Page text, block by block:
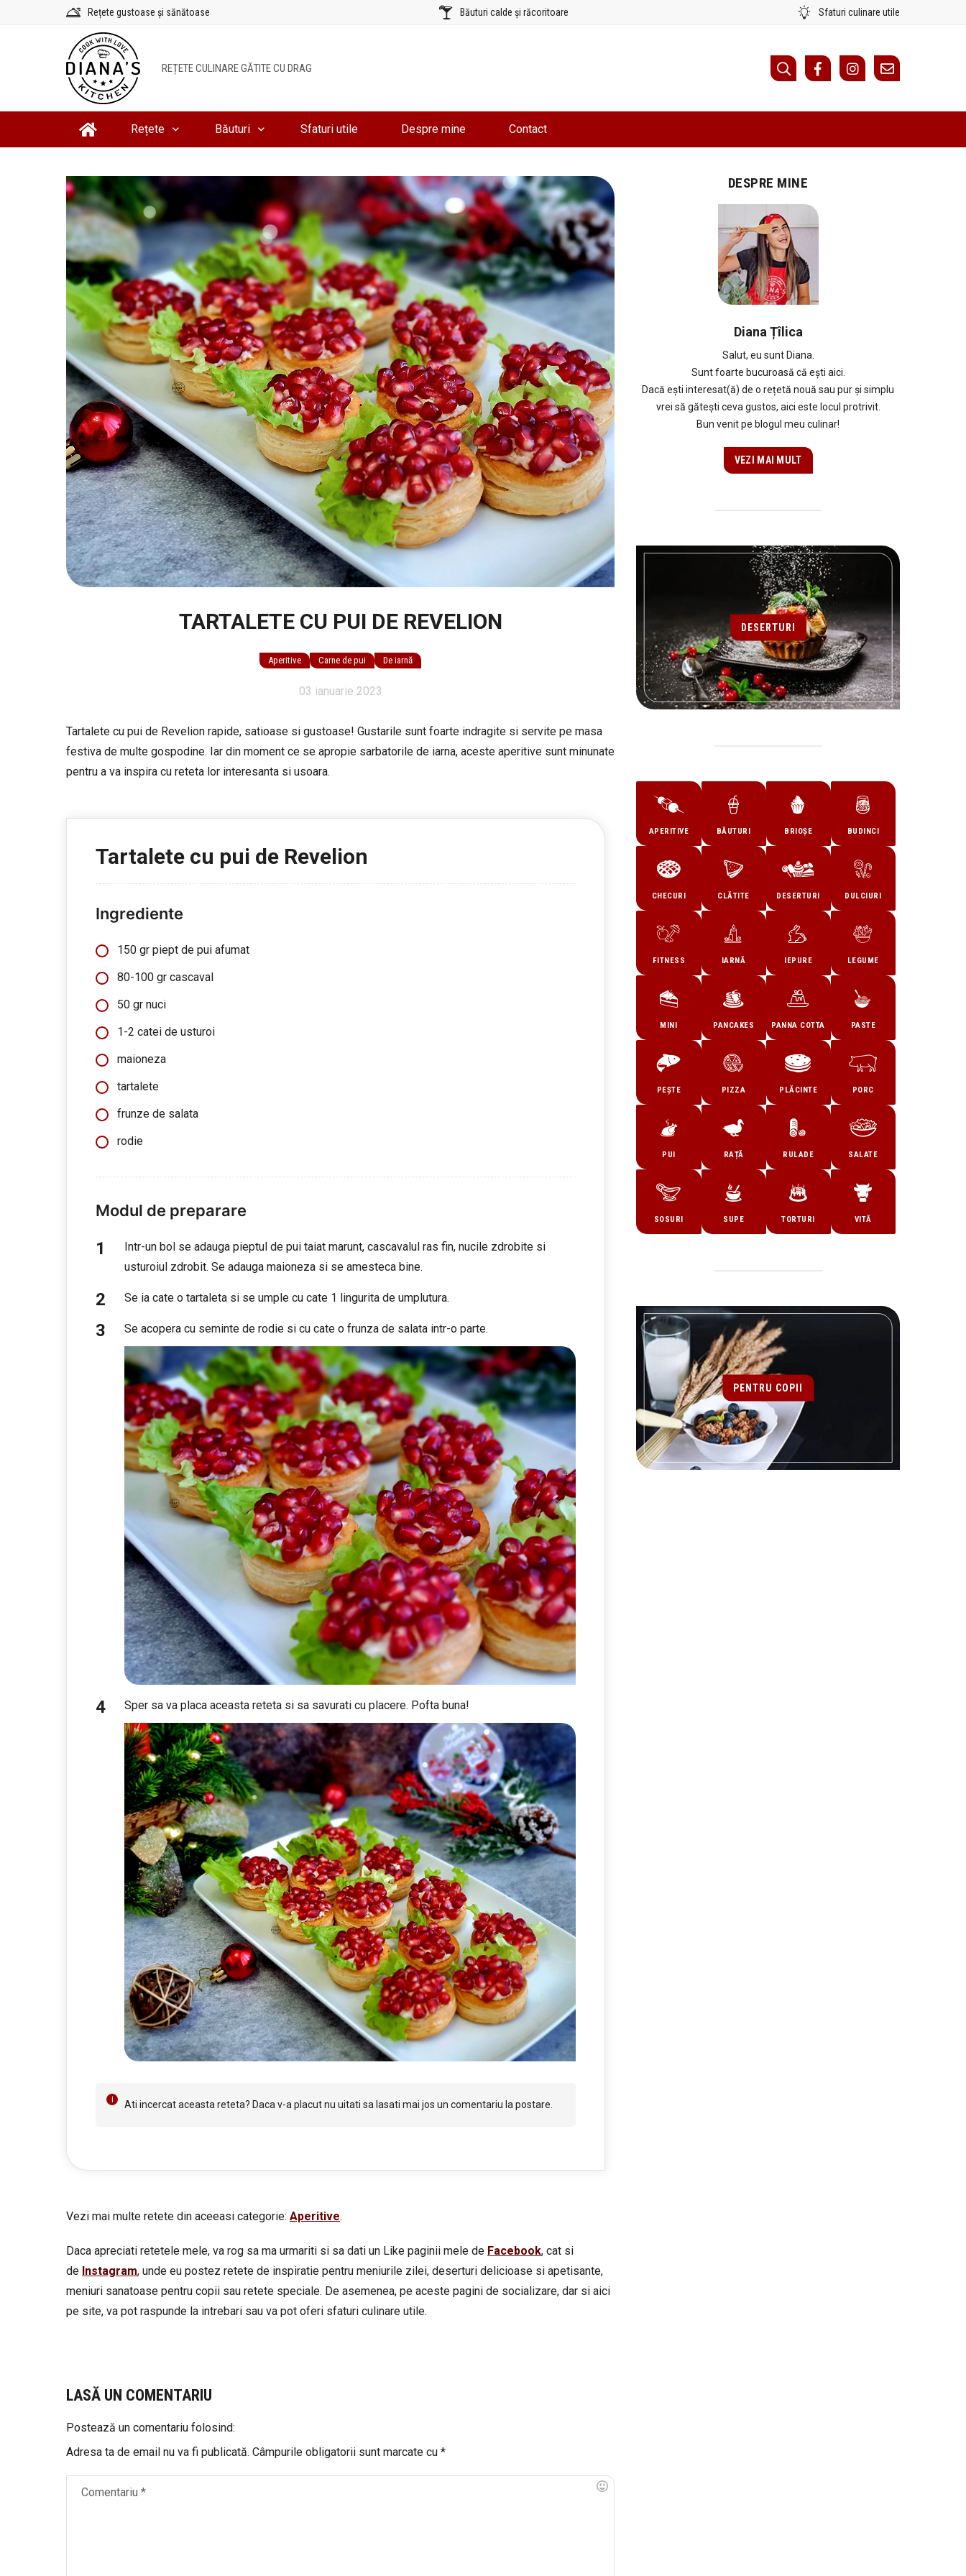
Rețete gustoase și sănătoase Băuturi calde și răcoritoare Sfaturi culinare utile
REȚETE CULINARE GĂTITE CU DRAG
Rețete Băuturi Sfaturi utile Despre mine Contact
TARTALETE CU PUI DE REVELION
Aperitive Carne de pui De iarnă
03 ianuarie 2023
Tartalete cu pui de Revelion rapide, satioase si gustoase! Gustarile sunt foarte indragite si servite pe masa
festiva de multe gospodine. Iar din moment ce se apropie sarbatorile de iarna, aceste aperitive sunt minunate
pentru a va inspira cu reteta lor interesanta si usoara.
Tartalete cu pui de Revelion
Ingrediente
150 gr piept de pui afumat
80-100 gr cascaval
50 gr nuci
1-2 catei de usturoi
maioneza
tartalete
frunze de salata
rodie
Modul de preparare
Intr-un bol se adauga pieptul de pui taiat marunt, cascavalul ras fin, nucile zdrobite si
usturoiul zdrobit. Se adauga maioneza si se amesteca bine.
Se ia cate o tartaleta si se umple cu cate 1 lingurita de umplutura.
Se acopera cu seminte de rodie si cu cate o frunza de salata intr-o parte.
Sper sa va placa aceasta reteta si sa savurati cu placere. Pofta buna!
Ati incercat aceasta reteta? Daca v-a placut nu uitati sa lasati mai jos un comentariu la postare.
Vezi mai multe retete din aceeasi categorie: Aperitive.
Daca apreciati retetele mele, va rog sa ma urmariti si sa dati un Like paginii mele de Facebook, cat si
de Instagram, unde eu postez retete de inspiratie pentru meniurile zilei, deserturi delicioase si apetisante,
meniuri sanatoase pentru copii sau retete speciale. De asemenea, pe aceste pagini de socializare, dar si aici
pe site, va pot raspunde la intrebari sau va pot oferi sfaturi culinare utile.
LASĂ UN COMENTARIU
Postează un comentariu folosind:
Adresa ta de email nu va fi publicată. Câmpurile obligatorii sunt marcate cu *
DESPRE MINE
Diana Țîlica
Salut, eu sunt Diana.
Sunt foarte bucuroasă că ești aici.
Dacă ești interesat(ă) de o rețetă nouă sau pur și simplu
vrei să gătești ceva gustos, aici este locul protrivit.
Bun venit pe blogul meu culinar!
VEZI MAI MULT
DESERTURI
APERITIVE BĂUTURI BRIOȘE BUDINCI
CHECURI CLĂTITE DESERTURI DULCIURI
FITNESS IARNĂ IEPURE LEGUME
MINI PANCAKES PANNA COTTA PASTE
PEȘTE PIZZA PLĂCINTE PORC
PUI RAȚĂ RULADE SALATE
SOSURI SUPE TORTURI VITĂ
PENTRU COPII